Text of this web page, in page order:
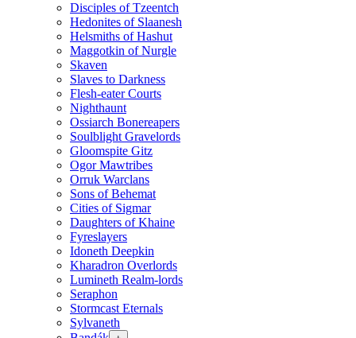
Disciples of Tzeentch
Hedonites of Slaanesh
Helsmiths of Hashut
Maggotkin of Nurgle
Skaven
Slaves to Darkness
Flesh-eater Courts
Nighthaunt
Ossiarch Bonereapers
Soulblight Gravelords
Gloomspite Gitz
Ogor Mawtribes
Orruk Warclans
Sons of Behemat
Cities of Sigmar
Daughters of Khaine
Fyreslayers
Idoneth Deepkin
Kharadron Overlords
Lumineth Realm-lords
Seraphon
Stormcast Eternals
Sylvaneth